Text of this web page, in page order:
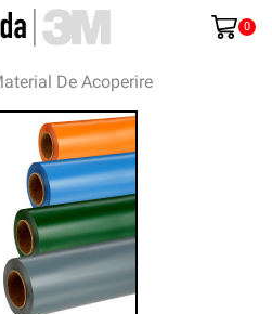
0
De Acoperire